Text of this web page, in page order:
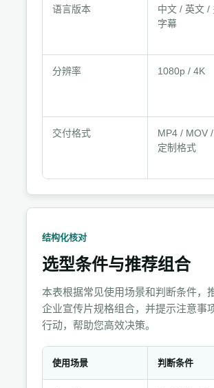
适
件
语言版本
中文 / 英文 /
字幕
分辨率 1080p / 4K
交付格式
MP4 / MOV
定制格式
结构化核对
选型条件与推荐组合
本表根据常见使用场景和判断条件，
企业宣传片规格组合，并提示注意事
行动，帮助您高效决策。
使用场景 判断条件